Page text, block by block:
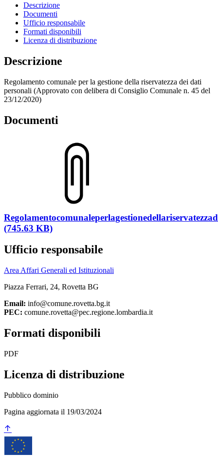
Descrizione
Documenti
Ufficio responsabile
Formati disponibili
Licenza di distribuzione
Descrizione
Regolamento comunale per la gestione della riservatezza dei dati
personali (Approvato con delibera di Consiglio Comunale n. 45 del
23/12/2020)
Documenti
(745.63 KB)
Ufficio responsabile
Area Affari Generali ed Istituzionali
Piazza Ferrari, 24, Rovetta BG
Email: info@comune.rovetta.bg.it
PEC: comune.rovetta@pec.regione.lombardia.it
Formati disponibili
PDF
Licenza di distribuzione
Pubblico dominio
Pagina aggiornata il 19/03/2024